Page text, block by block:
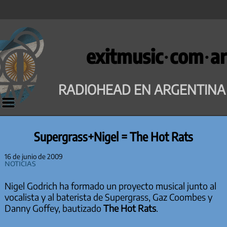
Saltar
al
contenido
exitmusic·com·ar
RADIOHEAD EN ARGENTINA
Supergrass+Nigel = The Hot Rats
16 de junio de 2009
Noticias
Nigel Godrich ha formado un proyecto musical junto al
vocalista y al baterista de Supergrass, Gaz Coombes y
Danny Goffey, bautizado The Hot Rats.